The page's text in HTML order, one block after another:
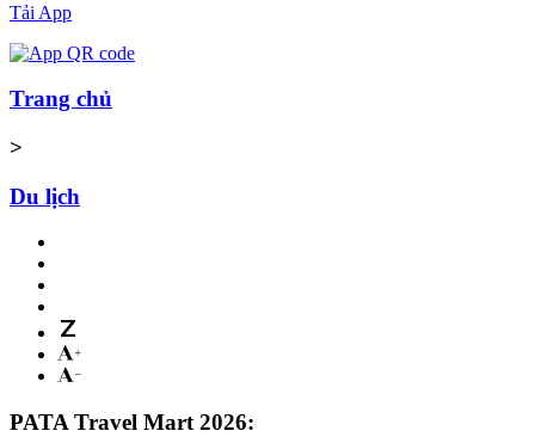
Tải App
Trang chủ
>
Du lịch
PATA Travel Mart 2026: